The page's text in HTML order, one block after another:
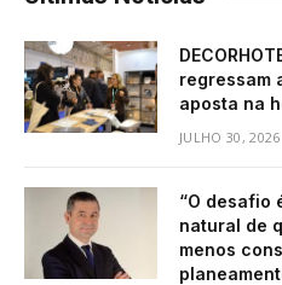
regressam
aposta na
JULHO 30, 2026
“O desafio
natural de
menos